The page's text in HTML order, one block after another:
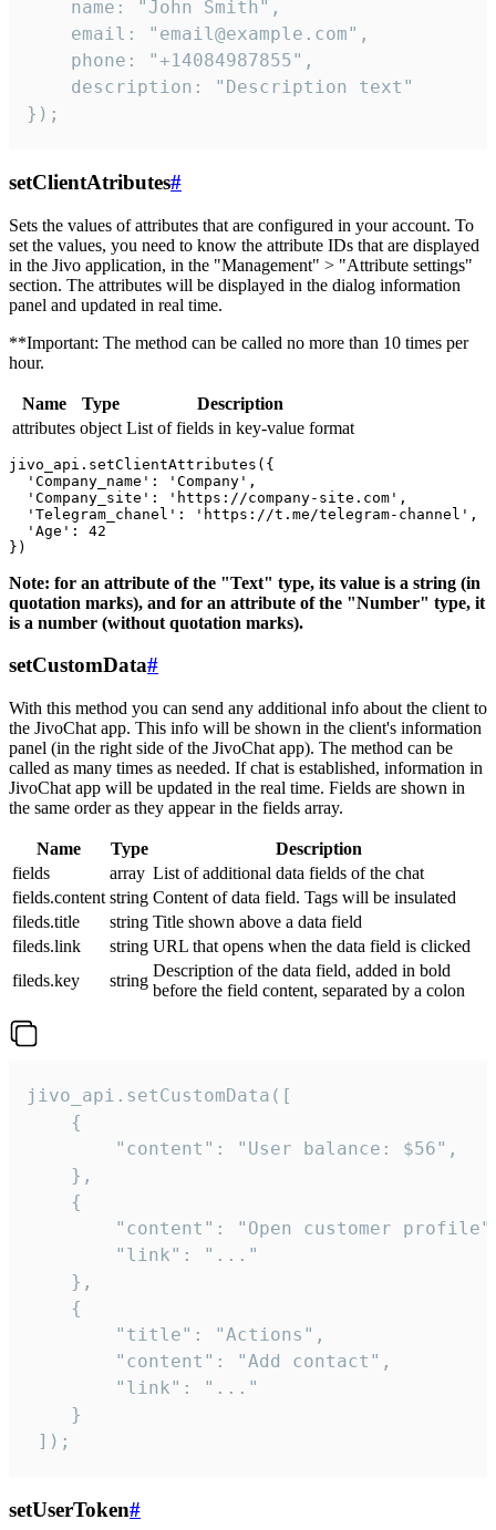
    name: "John Smith",
    email: "email@example.com",
    phone: "+14084987855",
    description: "Description text"
});
setClientAtributes#
Sets the values ​​of attributes that are configured in your account. To
set the values, you need to know the attribute IDs that are displayed
in the Jivo application, in the "Management" > "Attribute settings"
section. The attributes will be displayed in the dialog information
panel and updated in real time.
**Important: The method can be called no more than 10 times per
hour.
Name Type
Description
attributes object List of fields in key-value format
jivo_api.setClientAttributes({
  'Company_name': 'Company',
  'Company_site': 'https://company-site.com',
  'Telegram_chanel': 'https://t.me/telegram-channel',
  'Age': 42
Note: for an attribute of the "Text" type, its value is a string (in
quotation marks), and for an attribute of the "Number" type, it
is a number (without quotation marks).
setCustomData#
With this method you can send any additional info about the client to
the JivoChat app. This info will be shown in the client's information
panel (in the right side of the JivoChat app). The method can be
called as many times as needed. If chat is established, information in
JivoChat app will be updated in the real time. Fields are shown in
the same order as they appear in the fields array.
Name Type
Description
fields
array List of additional data fields of the chat
fields.content string Content of data field. Tags will be insulated
fileds.title
string Title shown above a data field
fileds.link
string URL that opens when the data field is clicked
fileds.key
string
Description of the data field, added in bold
before the field content, separated by a colon
jivo_api.setCustomData([
    {
        "content": "User balance: $56",
    },
    {
"content": "Open customer
        "link": "..."
    },
    {
        "title": "Actions",
        "content": "Add contact",
        "link": "..."
    }
]);
setUserToken#